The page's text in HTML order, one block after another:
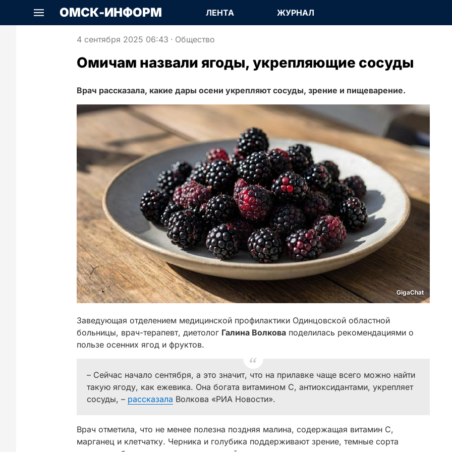
ОМСК-ИНФОРМ ЛЕНТА ЖУРНАЛ
4 сентября 2025 06:43 · Общество
Омичам назвали ягоды, укрепляющие сосуды
Врач рассказала, какие дары осени укрепляют сосуды, зрение и пищеварение.
GigaChat
Заведующая отделением медицинской профилактики Одинцовской областной
больницы, врач-терапевт, диетолог Галина Волкова поделилась рекомендациями о
пользе осенних ягод и фруктов.
– Сейчас начало сентября, а это значит, что на прилавке чаще всего можно найти
такую ягоду, как ежевика. Она богата витамином С, антиоксидантами, укрепляет
сосуды, – рассказала Волкова «РИА Новости».
Врач отметила, что не менее полезна поздняя малина, содержащая витамин C,
марганец и клетчатку. Черника и голубика поддерживают зрение, темные сорта